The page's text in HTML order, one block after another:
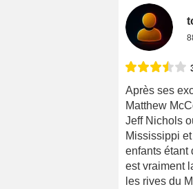
Après ses
Matthew
Jeff Nichols
Mississippi
enfants étant
est vraiment
les rives du